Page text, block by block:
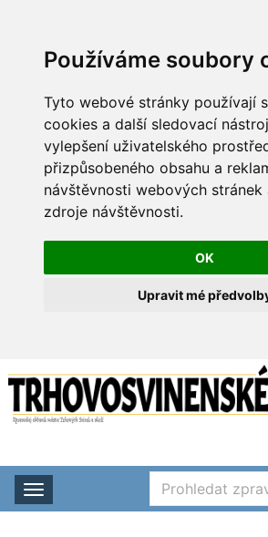
Používáme soubory
Tyto webové stránky používají
cookies a další sledovací
vylepšení uživatelského
přizpůsobeného obsahu a
návštěvnosti webových stránek
zdroje návštěvnosti.
OK
Upravit mé
Rozbalit nabídku